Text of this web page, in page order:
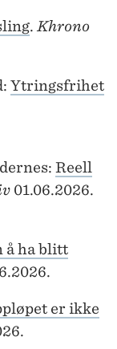
. Khrono
Ytringsfrihet
Reell
01.06.2026.
å ha blitt
er ikke